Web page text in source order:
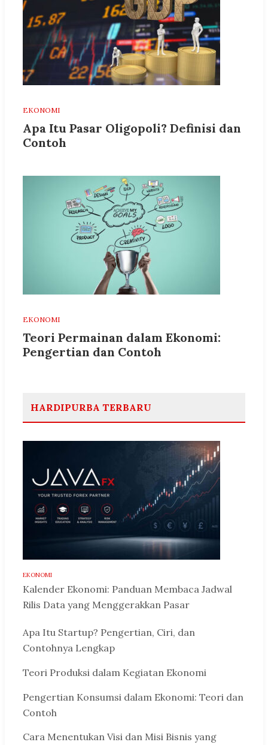
EKONOMI
Apa Itu Pasar Oligopoli? Definisi dan
Contoh
EKONOMI
Teori Permainan dalam Ekonomi:
Pengertian dan Contoh
HARDIPURBA TERBARU
EKONOMI
Kalender Ekonomi: Panduan Membaca Jadwal
Rilis Data yang Menggerakkan Pasar
Apa Itu Startup? Pengertian, Ciri, dan
Contohnya Lengkap
Teori Produksi dalam Kegiatan Ekonomi
Pengertian Konsumsi dalam Ekonomi: Teori dan
Contoh
Cara Menentukan Visi dan Misi Bisnis yang